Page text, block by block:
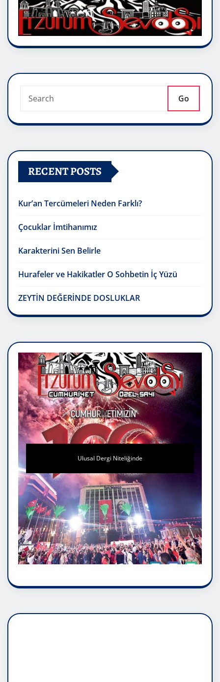
Go
RECENT POSTS
Kur’an Tercümeleri Neden Farklı?
Çocuklar İmtihanımız
Karakterini Sen Belirle
Hurafeler ve Hakikatler O Sohbetin İç Yüzü
ZEYTİN DEĞERİNDE DOSLUKLAR
Ulusal Dergi Niteliğinde